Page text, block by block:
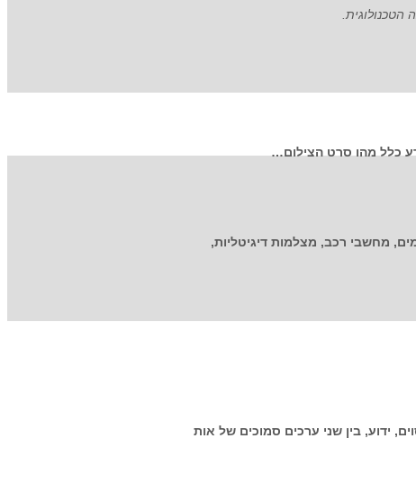
כלל מהו סרט הצילום…
מחשבי רכב, מצלמות דיגיטליות,
ידוע, בין שני ערכים סמוכים של אות